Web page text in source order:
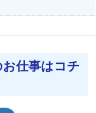
仕事はコチ